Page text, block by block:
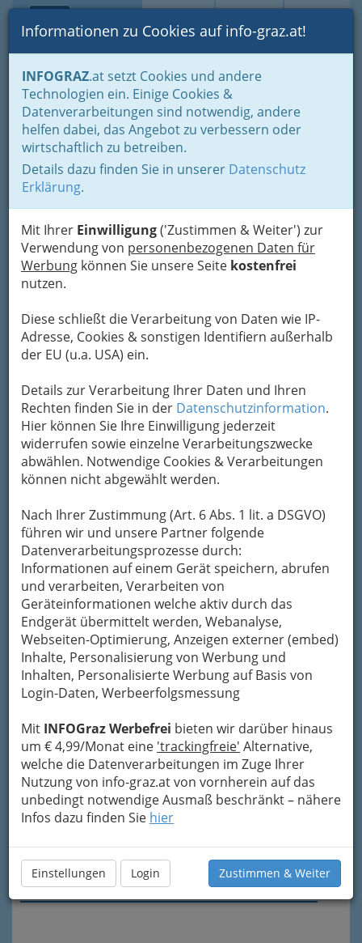
Suche Login Toggle
Informationen zu Cookies auf info-graz.at!
INFOGRAZ.at setzt Cookies und andere
Technologien ein. Einige Cookies &
Datenverarbeitungen sind notwendig, andere
helfen dabei, das Angebot zu verbessern oder
wirtschaftlich zu betreiben.
Details dazu finden Sie in unserer Datenschutz
Erklärung.
Mit Ihrer Einwilligung('Zustimmen & Weiter') zur
Verwendung von personenbezogenen Daten für
Werbung können Sie unsere Seite kostenfrei
nutzen.
Diese schließt die Verarbeitung von Daten wie IP-
Adresse, Cookies & sonstigen Identifiern außerhalb
der EU (u.a. USA) ein.
Details zur Verarbeitung Ihrer Daten und Ihren
Rechten finden Sie in der Datenschutzinformation.
Hier können Sie Ihre Einwilligung jederzeit
widerrufen sowie einzelne Verarbeitungszwecke
abwählen. Notwendige Cookies & Verarbeitungen
können nicht abgewählt werden.
Nach Ihrer Zustimmung (Art. 6 Abs. 1 lit. a DSGVO)
führen wir und unsere Partner folgende
Datenverarbeitungsprozesse durch:
Informationen auf einem Gerät speichern, abrufen
und verarbeiten, Verarbeiten von
Geräteinformationen welche aktiv durch das
Endgerät übermittelt werden, Webanalyse,
Webseiten-Optimierung, Anzeigen externer (embed)
Inhalte, Personalisierung von Werbung und
Inhalten, Personalisierte Werbung auf Basis von
Login-Daten, Werbeerfolgsmessung
Mit INFOGraz Werbefrei bieten wir darüber hinaus
um € 4,99/Monat eine 'trackingfreie' Alternative,
welche die Datenverarbeitungen im Zuge Ihrer
Nutzung von info-graz.at von vornherein auf das
unbedingt notwendige Ausmaß beschränkt – nähere
Infos dazu finden Sie hier
Einstellungen Login Zustimmen & Weiter
Home Branchen
Defacto Essen und Trinken
KG
Kaiserfeldgasse 19, 8010 Graz
+43 664 762 17 42
Karte
Kontaktaufnahme
Um die Info-Graz Firmen
bewahren
, verwenden wir an dieser Stelle zur
Übermittlung Ihrer Nachricht ein sicheres
Formular. Ihre Nachricht wird nach dem
Absenden umgehend per Mail an das
Unternehmen Defacto Essen und Trinken KG
weitergeleitet.
Meine Email Adresse
Mein Betreff
Meine Nachricht
Meine Nachricht senden